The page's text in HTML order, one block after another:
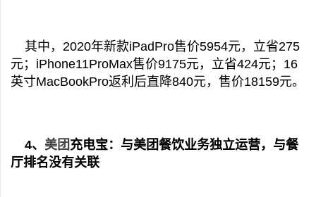
其中，2020年新款iPadPro售价5954元，立省275
元；iPhone11ProMax售价9175元，立省424元；16
英寸MacBookPro返利后直降840元，售价18159元。
4、 美团 充电宝：与美团餐饮业务独立运营，与餐
厅排名没有关联